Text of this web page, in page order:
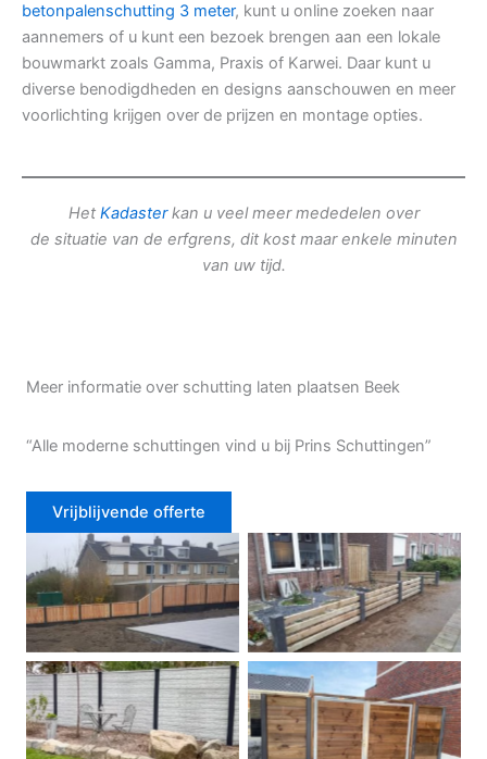
betonpalenschutting 3 meter, kunt u online zoeken naar
aannemers of u kunt een bezoek brengen aan een lokale
bouwmarkt zoals Gamma, Praxis of Karwei. Daar kunt u
diverse benodigdheden en designs aanschouwen en meer
voorlichting krijgen over de prijzen en montage opties.
Het Kadasterkan u veel meer mededelen over
de situatie van de erfgrens, dit kost maar enkele minuten
van uw tijd.
Meer informatie over schutting laten plaatsen Beek
“Alle moderne schuttingen vind u bij Prins Schuttingen”
Vrijblijvende offerte
Douglas schutting Tuinhek voortuin
Betonschutting
Dubbele poort